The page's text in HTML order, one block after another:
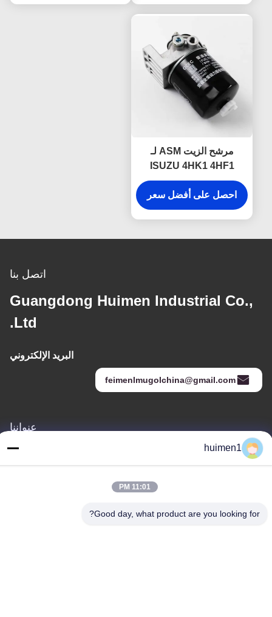
مرشح الزيت ASM لـ
ISUZU 4HK1 4HF1
4HG1 8-97148268-2
أجزاء محرك ISUZU
احصل على أفضل سعر
اتصل بنا
Guangdong Huimen Industrial Co.,
Ltd.
البريد الإلكتروني
feimenlmugolchina@gmail.com
عنواننا
العنوان
رقم 1-3، شارع شوينيوبو، قرية يونغشينغ، منطقة باييون، مدينة قوانغتشو،
huimen1
11:01 PM
Good day, what product are you looking for?